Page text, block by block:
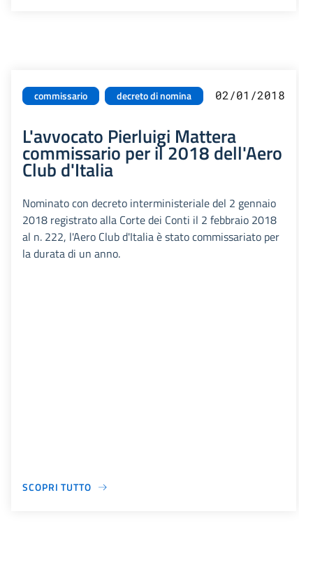
commissario decreto di nomina 02/01/2018
L'avvocato Pierluigi Mattera
commissario per il 2018 dell'Aero
Club d'Italia
Nominato con decreto interministeriale del 2 gennaio
2018 registrato alla Corte dei Conti il 2 febbraio 2018
al n. 222, l'Aero Club d'Italia è stato commissariato per
la durata di un anno.
SCOPRI TUTTO